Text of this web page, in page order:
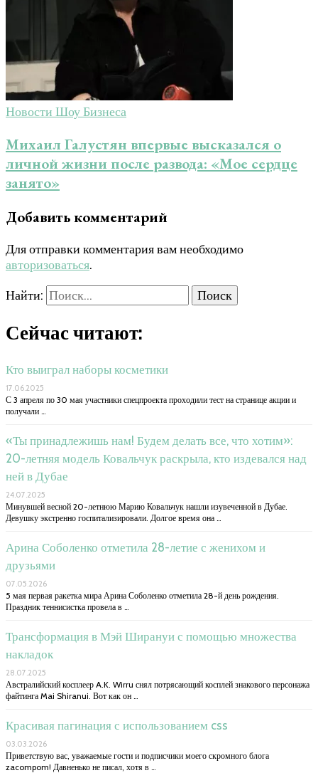
Новости Шоу Бизнеса
Михаил Галустян впервые высказался о
личной жизни после развода: «Мое сердце
занято»
Добавить комментарий
Для отправки комментария вам необходимо
авторизоваться.
Найти:
Сейчас читают:
Кто выиграл наборы косметики
17.06.2025
С 3 апреля по 30 мая участники спецпроекта проходили тест на странице акции и
получали …
«Ты принадлежишь нам! Будем делать все, что хотим»:
20-летняя модель Ковальчук раскрыла, кто издевался над
ней в Дубае
24.07.2025
Минувшей весной 20-летнюю Марию Ковальчук нашли изувеченной в Дубае.
Девушку экстренно госпитализировали. Долгое время она …
Арина Соболенко отметила 28-летие с женихом и
друзьями
07.05.2026
5 мая первая ракетка мира Арина Соболенко отметила 28-й день рождения.
Праздник теннисистка провела в …
Трансформация в Мэй Ширануи с помощью множества
накладок
28.07.2025
Австралийский косплеер A.K. Wirru снял потрясающий косплей знакового персонажа
файтинга Mai Shiranui. Вот как он …
Красивая пагинация с использованием css
03.03.2026
Приветствую вас, уважаемые гости и подписчики моего скромного блога
zacompom! Давненько не писал, хотя в …